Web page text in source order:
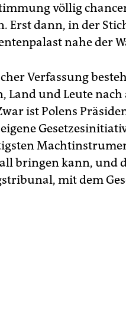
völlig
Erst dann, in der
nahe der
Verfassung
Land und Leute
ist Polens
bringen kann, und
mit dem